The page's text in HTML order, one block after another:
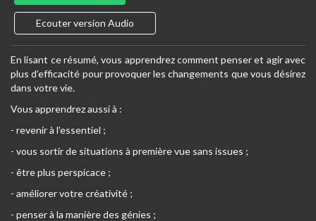
Ecouter version Audio
En lisant ce résumé, vous apprendrez comment penser et agir avec
plus d’efficacité pour provoquer les changements que vous désirez
dans votre vie.
Vous apprendrez aussi à :
- revenir à l’essentiel ;
- vous sortir de situations à première vue sans issues ;
- être plus perspicace ;
- améliorer votre créativité ;
- penser à la manière des génies ;